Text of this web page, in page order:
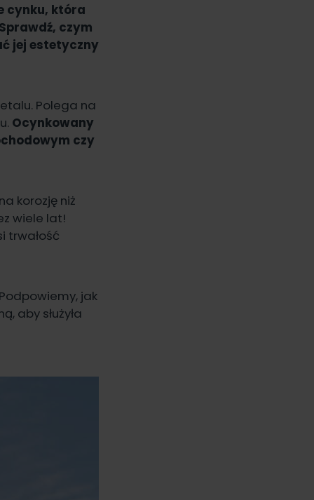
cynku, która
czym
jej estetyczny
Polega na
Ocynkowany
czy
korozję niż
wiele lat!
trwałość
jak
aby służyła